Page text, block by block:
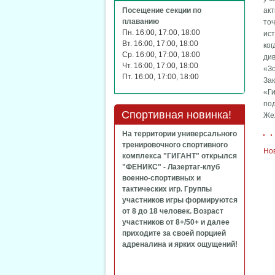
Посещение секции по
плаванию
Пн. 16:00, 17:00, 18:00
Вт. 16:00, 17:00, 18:00
Ср. 16:00, 17:00, 18:00
Чт. 16:00, 17:00, 18:00
Пт. 16:00, 17:00, 18:00
Спортивная новинка!
На территории универсального
тренировочного спортивного
комплекса "ГИГАНТ" открылся
"ФЕНИКС" - Лазертаг-клуб
военно-спортивных и
тактических игр. Группы
участников игры формируются
от 8 до 18 человек. Возраст
участников от 8+/50+ и далее
приходите за своей порцией
адреналина и ярких ощущений!